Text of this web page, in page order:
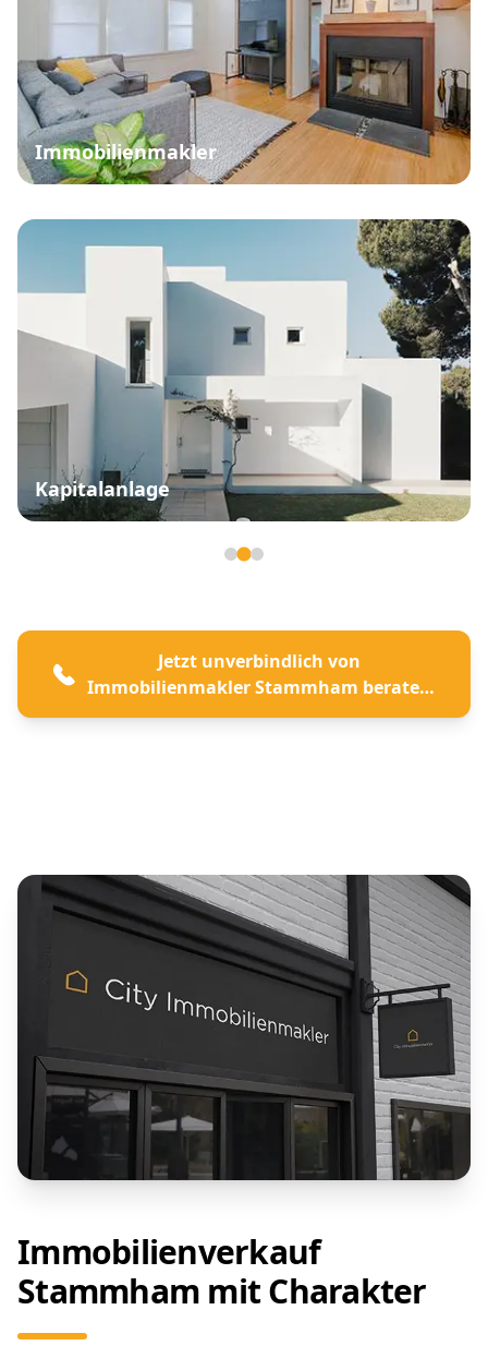
Immobilienmakler
Kapitalanlage
Jetzt unverbindlich von
Immobilienmakler Stammham beraten
lassen
Immobilienverkauf
Stammham mit Charakter